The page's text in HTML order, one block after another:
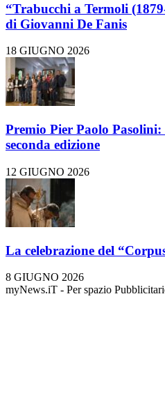
“Trabucchi a Termoli
di Giovanni De Fanis
18 GIUGNO 2026
Premio Pier Paolo
seconda edizione
12 GIUGNO 2026
La celebrazione del
8 GIUGNO 2026
myNews.iT - Per spazio